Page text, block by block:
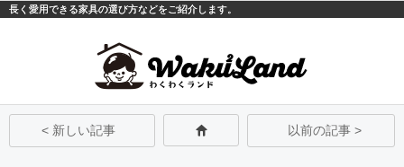
長く愛用できる家具の選び方などをご紹介します。
< 新しい記事 以前の記事 >
モバイルPC